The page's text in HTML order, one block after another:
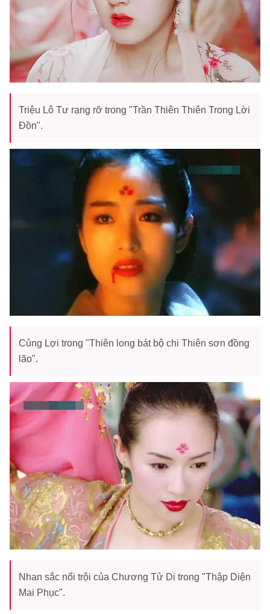
Triệu Lô Tư rạng rỡ trong "Trần Thiên Thiên Trong Lời
Đồn".
Củng Lợi trong "Thiên long bát bộ chi Thiên sơn đồng
lão".
Nhan sắc nổi trội của Chương Tử Di trong "Thập Diện
Mai Phục".